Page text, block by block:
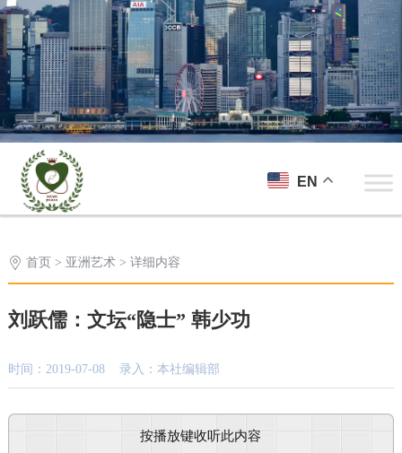
EN
首页 > 亚洲艺术> 详细内容
刘跃儒：文坛“隐士” 韩少功
时间：2019-07-08 录入：本社编辑部
按播放键收听此内容